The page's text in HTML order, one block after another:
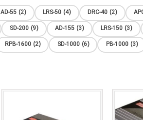
DRC-40 (2)
LRS-50 (4)
AD-55 (2)
LRS-150 (3)
AD-155 (3)
SD-200 (9)
PB-1000 (3)
SD-1000 (6)
RPB-1600 (2)